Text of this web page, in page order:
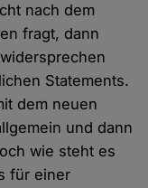
nach dem
fragt, dann
Statements.
dem neuen
und dann
wie steht es
für einer